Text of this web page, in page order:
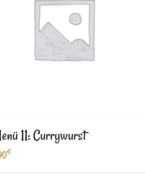
11: Currywurst
€